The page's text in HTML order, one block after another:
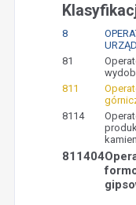
8
81
811
8114
811404